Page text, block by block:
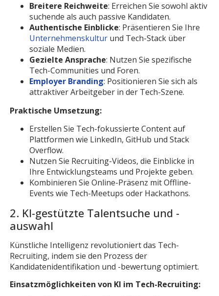
Breitere Reichweite: Erreichen Sie sowohl aktiv
suchende als auch passive Kandidaten.
Authentische Einblicke: Präsentieren Sie Ihre
Unternehmenskultur und Tech-Stack über
soziale Medien.
Gezielte Ansprache: Nutzen Sie spezifische
Tech-Communities und Foren.
Employer Branding: Positionieren Sie sich als
attraktiver Arbeitgeber in der Tech-Szene.
Praktische Umsetzung:
Erstellen Sie Tech-fokussierte Content auf
Plattformen wie LinkedIn, GitHub und Stack
Overflow.
Nutzen Sie Recruiting-Videos, die Einblicke in
Ihre Entwicklungsteams und Projekte geben.
Kombinieren Sie Online-Präsenz mit Offline-
Events wie Tech-Meetups oder Hackathons.
2. KI-gestützte Talentsuche und -
auswahl
Künstliche Intelligenz revolutioniert das Tech-
Recruiting, indem sie den Prozess der
Kandidatenidentifikation und -bewertung optimiert.
Einsatzmöglichkeiten von KI im Tech-Recruiting: